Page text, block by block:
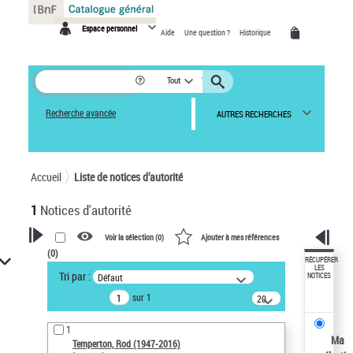
Espace personnel Aide Une question ? Historique
Tout
Recherche avancée AUTRES RECHERCHES
Accueil Liste de notices d’autorité
1 Notices d'autorité
VOTRE RECHERCHE
Recherche avancée dans les
notices d’autorité
Œuvres liées à l'auteur :
Temperton, Rod (1947-2016)
Voir la sélection (0) Ajouter à mes références
(0)
Tri par : Défaut
sur 1
20
résultats/page
1
Temperton, Rod (1947-2016)
RÉCUPÉRER
LES
NOTICES
Ma
Panneau de gestion des cookies